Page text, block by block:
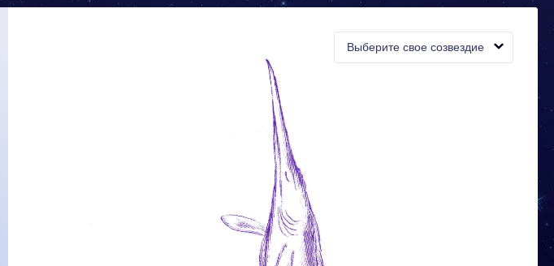
Выберите свое созвездие